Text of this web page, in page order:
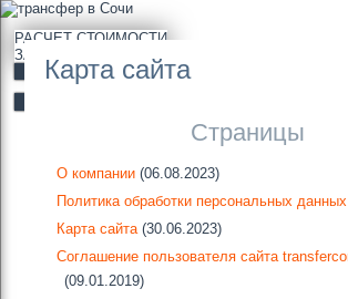
РАСЧЕТ СТОИМОСТИ
ЗА 3 МИНУТЫ
РАССЧИТАТЬ
Карта сайта
Страницы
О компании (06.08.2023)
Политика обработки персональных данных
Карта сайта (30.06.2023)
Соглашение пользователя сайта
(09.01.2019)